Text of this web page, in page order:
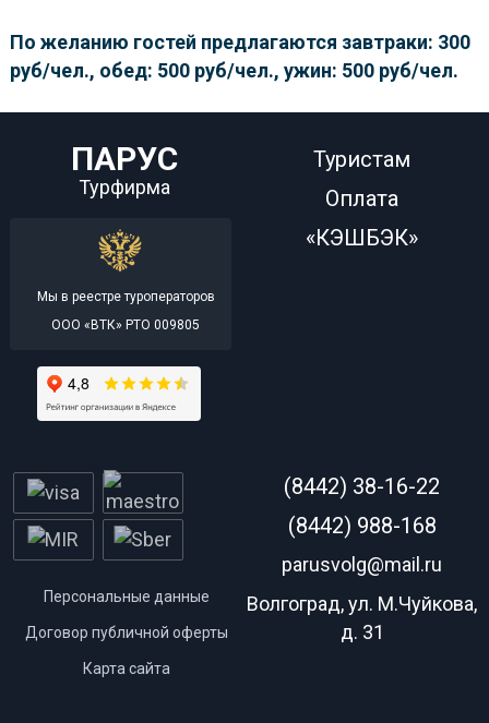
По желанию гостей предлагаются завтраки: 300
руб/чел., обед: 500 руб/чел., ужин: 500 руб/чел.
ПАРУС
Турфирма
Мы в реестре туроператоров
ООО «ВТК» РТО 009805
Туристам
Оплата
«КЭШБЭК»
Персональные данные
Договор публичной оферты
Карта сайта
(8442) 38-16-22
(8442) 988-168
parusvolg@mail.ru
Волгоград, ул. М.Чуйкова,
д. 31